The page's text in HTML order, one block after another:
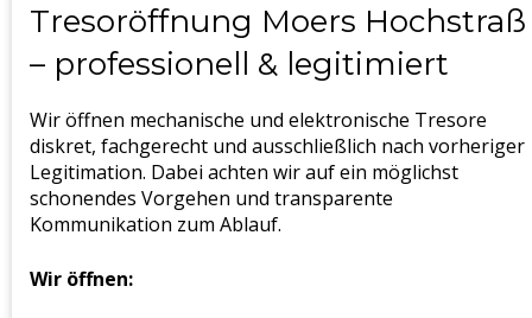
Tresoröffnung Moers Hochstraß
– professionell & legitimiert
Wir öffnen mechanische und elektronische Tresore
diskret, fachgerecht und ausschließlich nach vorheriger
Legitimation. Dabei achten wir auf ein möglichst
schonendes Vorgehen und transparente
Kommunikation zum Ablauf.
Wir öffnen: